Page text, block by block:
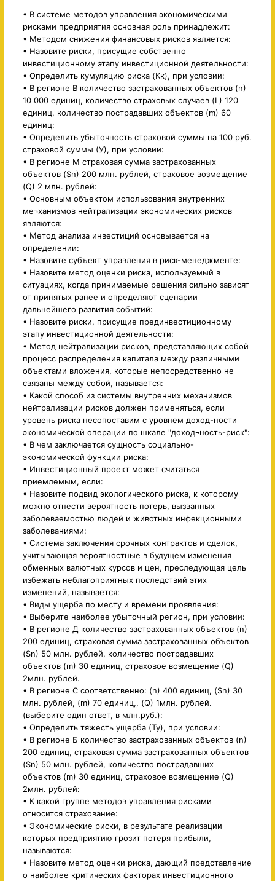
• В системе методов управления экономическими
рисками предприятия основная роль принадлежит:
• Методом снижения финансовых рисков является:
• Назовите риски, присущие собственно
инвестиционному этапу инвестиционной деятельности:
• Определить кумуляцию риска (Кк), при условии:
• В регионе В количество застрахованных объектов (n)
10 000 единиц, количество страховых случаев (L) 120
единиц, количество пострадавших объектов (m) 60
единиц:
• Определить убыточность страховой суммы на 100 руб.
страховой суммы (У), при условии:
• В регионе М страховая сумма застрахованных
объектов (Sn) 200 млн. рублей, страховое возмещение
(Q) 2 млн. рублей:
• Основным объектом использования внутренних
ме¬ханизмов нейтрализации экономических рисков
являются:
• Метод анализа инвестиций основывается на
определении:
• Назовите субъект управления в риск-менеджменте:
• Назовите метод оценки риска, используемый в
ситуациях, когда принимаемые решения сильно зависят
от принятых ранее и определяют сценарии
дальнейшего развития событий:
• Назовите риски, присущие прединвестиционному
этапу инвестиционной деятельности:
• Метод нейтрализации рисков, представляющих собой
процесс распределения капитала между различными
объектами вложения, которые непосредственно не
связаны между собой, называется:
• Какой способ из системы внутренних механизмов
нейтрализации рисков должен применяться, если
уровень риска несопоставим с уровнем доход-ности
экономической операции по шкале "доход¬ность-риск":
• В чем заключается сущность социально-
экономической функции риска:
• Инвестиционный проект может считаться
приемлемым, если:
• Назовите подвид экологического риска, к которому
можно отнести вероятность потерь, вызванных
заболеваемостью людей и животных инфекционными
заболеваниями:
• Система заключения срочных контрактов и сделок,
учитывающая вероятностные в будущем изменения
обменных валютных курсов и цен, преследующая цель
избежать неблагоприятных последствий этих
изменений, называется:
• Виды ущерба по месту и времени проявления:
• Выберите наиболее убыточный регион, при условии:
• В регионе Д количество застрахованных объектов (n)
200 единиц, страховая сумма застрахованных объектов
(Sn) 50 млн. рублей, количество пострадавших
объектов (m) 30 единиц, страховое возмещение (Q)
2млн. рублей.
• В регионе С соответственно: (n) 400 единиц, (Sn) 30
млн. рублей, (m) 70 единиц,, (Q) 1млн. рублей.
(выберите один ответ, в млн.руб.):
• Определить тяжесть ущерба (Ту), при условии:
• В регионе Б количество застрахованных объектов (n)
200 единиц, страховая сумма застрахованных объектов
(Sn) 50 млн. рублей, количество пострадавших
объектов (m) 30 единиц, страховое возмещение (Q)
2млн. рублей:
• К какой группе методов управления рисками
относится страхование:
• Экономические риски, в результате реализации
которых предприятию грозит потеря прибыли,
называются:
• Назовите метод оценки риска, дающий представление
о наиболее критических факторах инвестиционного